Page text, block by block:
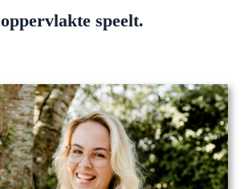
oppervlakte speelt.